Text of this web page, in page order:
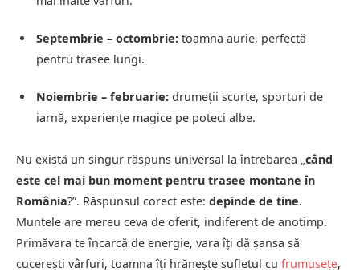
Septembrie – octombrie: toamna aurie, perfectă
pentru trasee lungi.
Noiembrie – februarie: drumeții scurte, sporturi de
iarnă, experiențe magice pe poteci albe.
Nu există un singur răspuns universal la întrebarea „ când
este cel mai bun moment pentru trasee montane în
România?”. Răspunsul corect este: depinde de tine.
Muntele are mereu ceva de oferit, indiferent de anotimp.
Primăvara te încarcă de energie, vara îți dă șansa să
cucerești vârfuri, toamna îți hrănește sufletul cu frumusețe,